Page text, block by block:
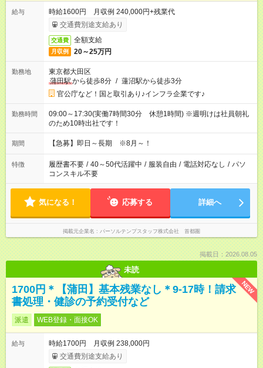
給与
時給1600円 月収例 240,000円+残業代
交通費別途支給あり
交通費 全額支給
月収例 20～25万円
勤務地
東京都大田区
蒲田駅から徒歩8分 / 蓮沼駅から徒歩3分
官公庁など！国と取引あり♪インフラ企業です♪
勤務時間
09:00～17:30(実働7時間30分 休憩1時間) ※週明けは社員朝礼
のため10時出社です！
期間 【急募】即日～長期 ※8月～！
特徴 履歴書不要 / 40～50代活躍中 / 服装自由 / 電話対応なし / パソ
コンスキル不要
気になる！ 応募する 詳細へ
掲載元企業名 パーソルテンプスタッフ株式会社 首都圏
掲載日：2026.08.05
未読
NEW
1700円＊【蒲田】基本残業なし＊9-17時！請求
書処理・健診の予約受付など
派遣 WEB登録・面接OK
給与
時給1700円 月収例 238,000円
交通費別途支給あり